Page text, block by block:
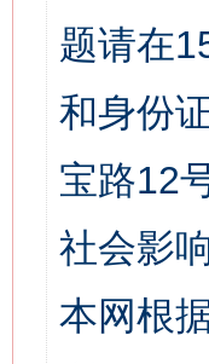
题请在
和身份
宝路12
社会影
本网根